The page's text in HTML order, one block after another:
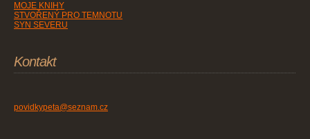
MOJE KNIHY
STVOŘENÝ PRO TEMNOTU
SYN SEVERU
Kontakt
povidkypeta@seznam.cz